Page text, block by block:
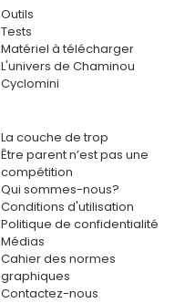
Outils
Tests
Matériel à télécharger
L'univers de Chaminou
Cyclomini
La couche de trop
Être parent n’est pas une
compétition
Qui sommes-nous?
Conditions d'utilisation
Politique de confidentialité
Médias
Cahier des normes
graphiques
Contactez-nous